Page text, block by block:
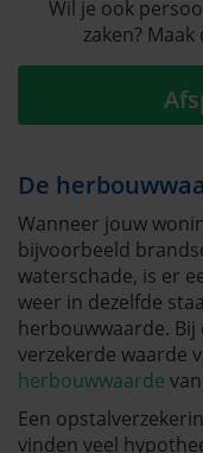
Wil je ook
zaken?
De
Wanneer jouw
bijvoorbeeld
waterschade, is er
weer in dezelfde
herbouwwaarde. Bij
verzekerde waarde
herbouwwaarde
Een
vinden veel